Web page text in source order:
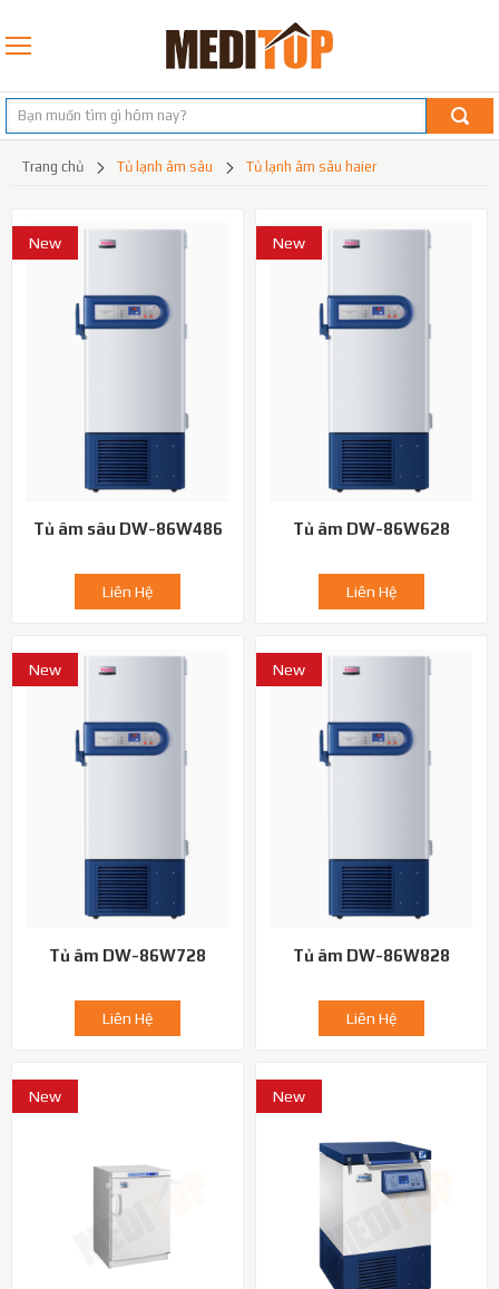
trang chủ tủ lạnh âm sâu tủ lạnh âm sâu haier
New
Tủ âm sâu DW-86W486
Liên Hệ
New
Tủ âm DW-86W628
Liên Hệ
New
Tủ âm DW-86W728
Liên Hệ
New
Tủ âm DW-86W828
Liên Hệ
New New